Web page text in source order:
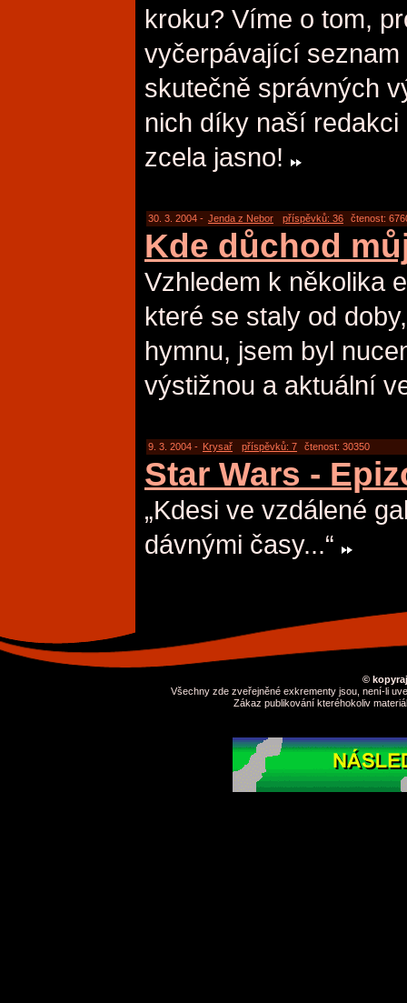
kroku? Víme o tom,
vyčerpávající
skutečně správných
nich díky naší
zcela jasno!
30. 3. 2004 - Jenda z Nebor příspěvků: 36 čtenost:
Kde důchod
Vzhledem k několika
které se staly od
hymnu, jsem byl
výstižnou a aktuální
9. 3. 2004 - Krysař příspěvků: 7 čtenost: 30350
Star Wars -
„Kdesi ve vzdálené
dávnými časy...“
©
Všechny zde zveřejněné exkrementy jsou, není-li
Zákaz publikování kteréhokoliv